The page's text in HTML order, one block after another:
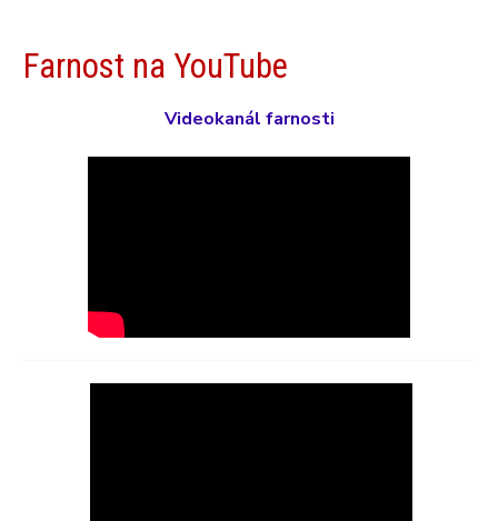
Farnost na YouTube
Videokanál farnosti